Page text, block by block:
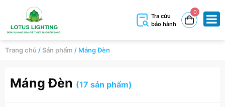
Tra cứu
bảo hành
0
Trang chủ /Sản phẩm / Máng Đèn
Máng Đèn (17 sản phẩm)